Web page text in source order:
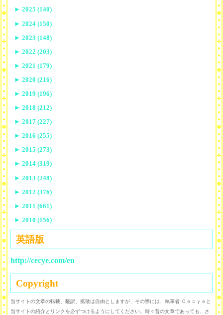
► 2025 (140)
► 2024 (150)
► 2023 (148)
► 2022 (203)
► 2021 (179)
► 2020 (216)
► 2019 (196)
► 2018 (212)
► 2017 (227)
► 2016 (255)
► 2015 (273)
► 2014 (319)
► 2013 (248)
► 2012 (376)
► 2011 (661)
► 2010 (156)
英語版
http://cecye.com/en
Copyright
当サイトの文章の転載、翻訳、拡散は自由としますが、その際には、執筆者 Ｃｅｃｙｅと
当サイトの紹介とリンクを必ずつけるようにしてください。時々昔の文章であっても、さ